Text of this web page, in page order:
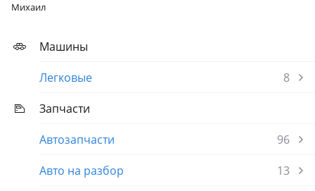
Михаил
Машины
Легковые
8
Запчасти
Автозапчасти
96
Авто на разбор
13